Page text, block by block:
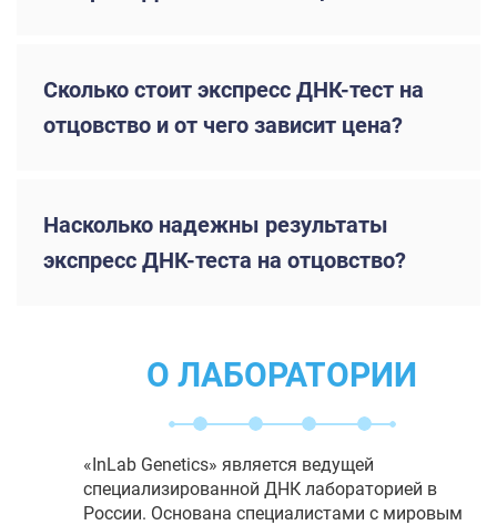
Сколько стоит экспресс ДНК-тест на
отцовство и от чего зависит цена?
Насколько надежны результаты
экспресс ДНК-теста на отцовство?
О ЛАБОРАТОРИИ
«InLab Genetics» является ведущей
специализированной ДНК лабораторией в
России. Основана специалистами с мировым